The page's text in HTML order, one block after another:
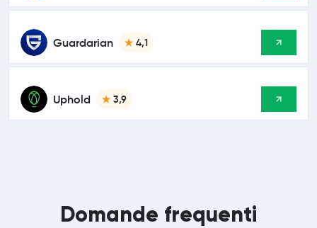
Guardarian 4,1
Uphold 3,9
Domande frequenti